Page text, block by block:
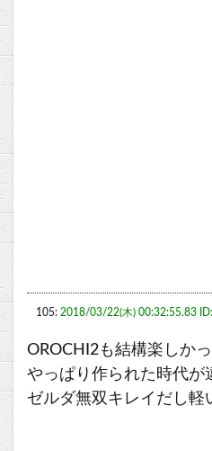
105: 2018/03/22(木) 00:32:55.83
OROCHI2も結構楽しか
やっぱり作られた時代が
ゼルダ無双キレイだし軽